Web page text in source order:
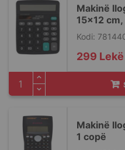
Makinë
15x12 cm,
Kodi:
299 Lekë
Makinë
1 copë